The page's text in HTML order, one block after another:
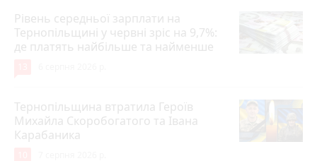
Рівень середньої зарплати на
Тернопільщині у червні зріс на 9,7%:
де платять найбільше та найменше
Тернопільщина втратила Героїв
Михайла Скоробогатого та Івана
Карабаника